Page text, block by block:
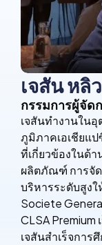
เจสัน หลิว
กรรมการผู้จัด
เจสันทำงานใน
ภูมิภาคเอเชียแ
ที่เกี่ยวข้องในด้
ผลิตภัณฑ์ การจั
บริหารระดับสูง
Societe
CLSA Premium
เจสันสำเร็จกา